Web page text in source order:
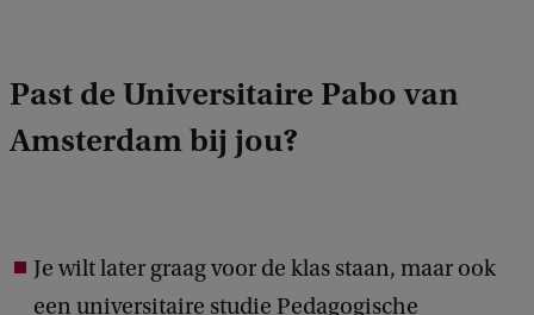
h
t
k
k
Past de Universitaire Pabo van
Amsterdam bij jou?
Je wilt later graag voor de klas staan, maar ook
een universitaire studie Pedagogische